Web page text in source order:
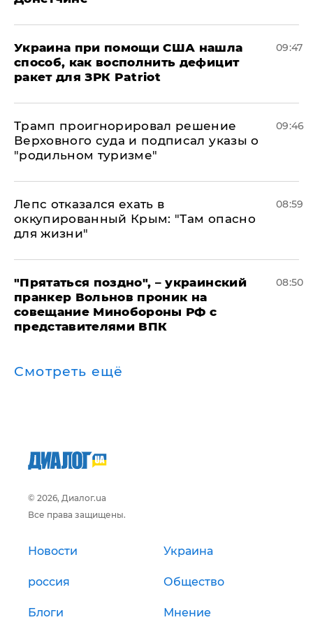
Украина при помощи США нашла
способ, как восполнить дефицит
ракет для ЗРК Patriot
09:47
Трамп проигнорировал решение
Верховного суда и подписал указы о
"родильном туризме"
09:46
Лепс отказался ехать в
оккупированный Крым: "Там опасно
для жизни"
08:59
"Прятаться поздно", – украинский
пранкер Вольнов проник на
совещание Минобороны РФ с
представителями ВПК
08:50
Смотреть ещё
© 2026, Диалог.ua
Все права защищены.
Новости Украина
россия Общество
Блоги Мнение